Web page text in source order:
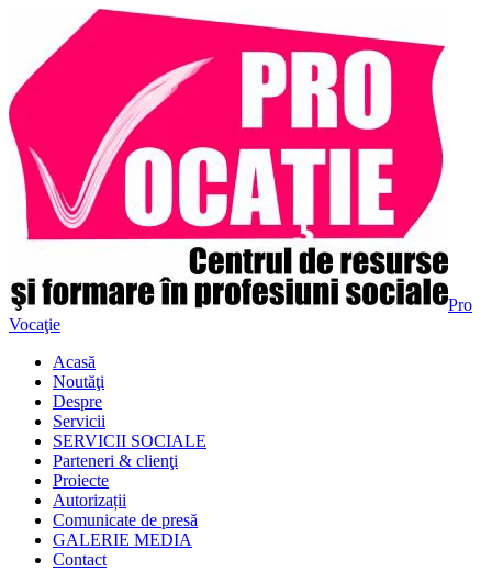
Pro
Vocaţie
Acasă
Noutăţi
Despre
Servicii
SERVICII SOCIALE
Parteneri & clienţi
Proiecte
Autorizații
Comunicate de presă
GALERIE MEDIA
Contact